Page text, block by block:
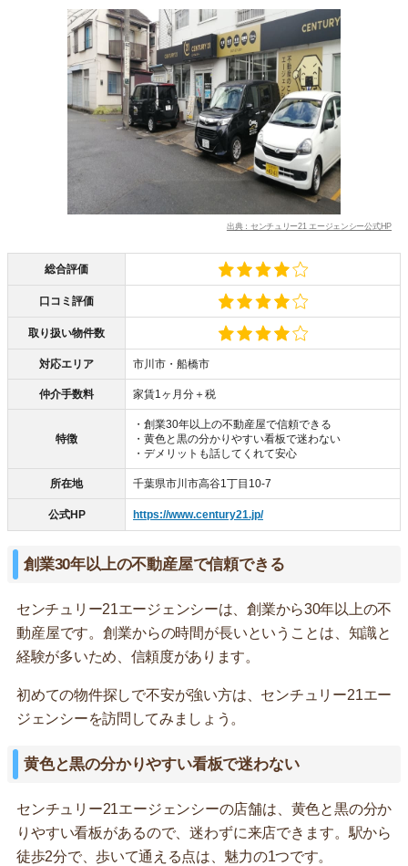
出典：センチュリー21 エージェンシー公式HP
総合評価
口コミ評価
取り扱い物件数
対応エリア 市川市・船橋市
仲介手数料 家賃1ヶ月分＋税
特徴
・創業30年以上の不動産屋で信頼できる
・黄色と黒の分かりやすい看板で迷わない
・デメリットも話してくれて安心
所在地 千葉県市川市高谷1丁目10-7
公式HP https://www.century21.jp/
創業30年以上の不動産屋で信頼できる
センチュリー21エージェンシーは、創業から30年以上の不
動産屋です。創業からの時間が長いということは、知識と
経験が多いため、信頼度があります。
初めての物件探しで不安が強い方は、センチュリー21エー
ジェンシーを訪問してみましょう。
黄色と黒の分かりやすい看板で迷わない
センチュリー21エージェンシーの店舗は、黄色と黒の分か
りやすい看板があるので、迷わずに来店できます。駅から
徒歩2分で、歩いて通える点は、魅力の1つです。